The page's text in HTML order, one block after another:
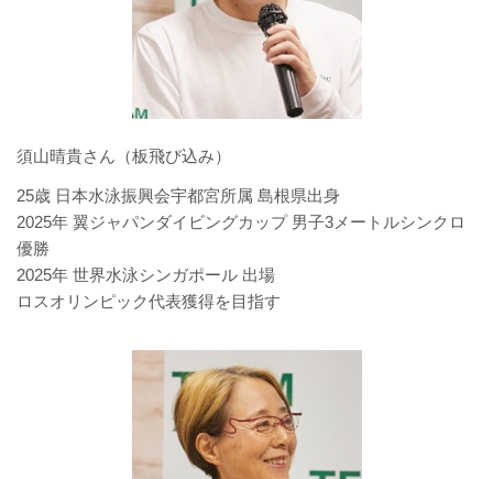
須山晴貴さん（板飛び込み）
25歳 日本水泳振興会宇都宮所属 島根県出身
2025年 翼ジャパンダイビングカップ 男子3メートルシンクロ
優勝
2025年 世界水泳シンガポール 出場
ロスオリンピック代表獲得を目指す